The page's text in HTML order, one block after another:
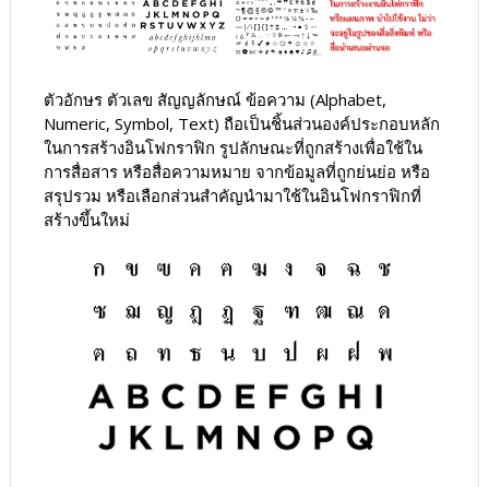
ตัวอักษร ตัวเลข สัญญลักษณ์ ข้อความ (Alphabet,
Numeric, Symbol, Text) ถือเป็นชิ้นส่วนองค์ประกอบหลัก
ในการสร้างอินโฟกราฟิก รูปลักษณะที่ถูกสร้างเพื่อใช้ใน
การสื่อสาร หรือสื่อความหมาย จากข้อมูลที่ถูกย่นย่อ หรือ
สรุปรวม หรือเลือกส่วนสำคัญนำมาใช้ในอินโฟกราฟิกที่
สร้างขึ้นใหม่